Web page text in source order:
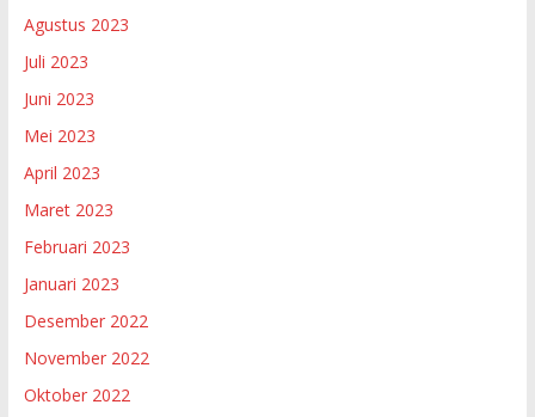
Agustus 2023
Juli 2023
Juni 2023
Mei 2023
April 2023
Maret 2023
Februari 2023
Januari 2023
Desember 2022
November 2022
Oktober 2022